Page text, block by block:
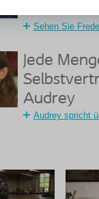
Sehen Sie
Jede
Audrey
Audrey spricht